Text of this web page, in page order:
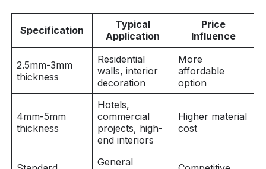
Specification
Typical
Application
Price
Influence
2.5mm-3mm
thickness
Residential
walls, interior
decoration
More
affordable
option
4mm-5mm
thickness
Hotels,
commercial
projects, high-
end interiors
Higher material
cost
General